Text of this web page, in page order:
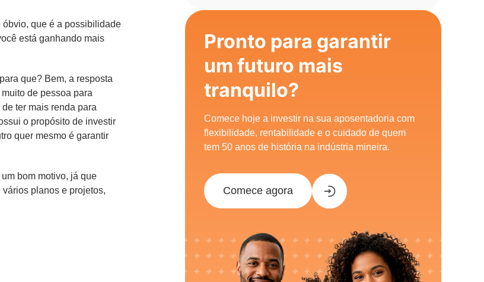
óbvio, que é a possibilidade
está ganhando mais
que? Bem, a resposta
de pessoa para
ter mais renda para
o propósito de investir
quer mesmo é garantir
bom motivo, já que
planos e projetos,
Pronto para garantir
um futuro mais
tranquilo?
Comece hoje a investir na sua aposentadoria com
flexibilidade, rentabilidade e o cuidado de quem
tem 50 anos de história na indústria mineira.
Comece agora